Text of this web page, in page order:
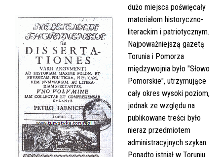
dużo miejsca poświęcały
materiałom historyczno-
literackim i patriotycznym.
Najpoważniejszą gazetą
Torunia i Pomorza
międzywojnia było "Słowo
Pomorskie", utrzymujące
cały okres wysoki poziom,
jednak ze względu na
publikowane treści było
nieraz przedmiotem
administracyjnych szykan.
Ponadto istniał w Toruniu